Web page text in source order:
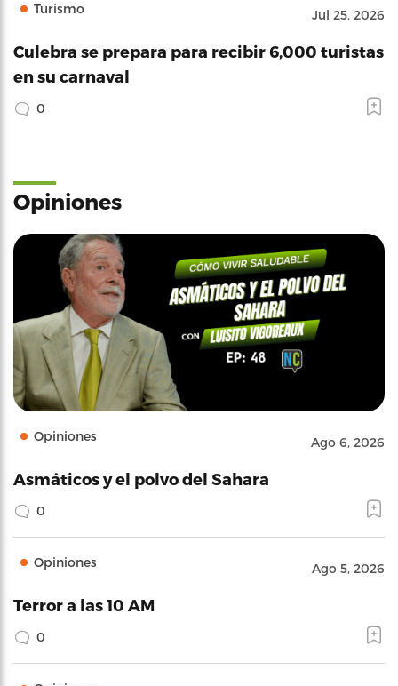
Turismo Jul 25, 2026
Culebra se prepara para recibir 6,000 turistas
en su carnaval
0
Opiniones
Opiniones Ago 6, 2026
Asmáticos y el polvo del Sahara
0
Opiniones Ago 5, 2026
Terror a las 10 AM
0